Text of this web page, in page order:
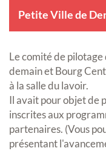
Petite Ville de
Le comité de
demain et Bourg
à la salle du lavoir.
Il avait pour objet de
inscrites aux
partenaires. (Vous
présentant